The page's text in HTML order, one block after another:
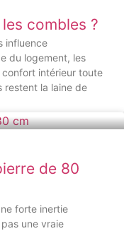
combles ?
influence
du logement, les
intérieur toute
restent la laine de
de 80
forte inertie
une vraie